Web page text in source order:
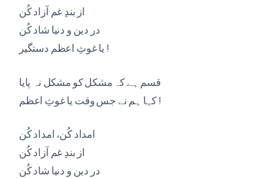
از بندِ غم آزاد کُن
در دین و دنیا شاد کُن
یا غوثِ اعظم دستگیر !
قسم ہے کہ مشکل کو مشکل نہ پایا
کہا ہم نے جس وقت یا غوثِ اعظم !
امداد کُن، امداد کُن
از بندِ غم آزاد کُن
در دین و دنیا شاد کُن